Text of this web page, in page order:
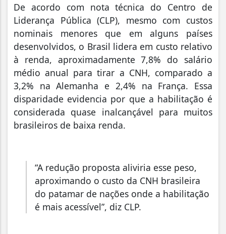
De acordo com nota técnica do Centro de
Liderança Pública (CLP), mesmo com custos
nominais menores que em alguns países
desenvolvidos, o Brasil lidera em custo relativo
à renda, aproximadamente 7,8% do salário
médio anual para tirar a CNH, comparado a
3,2% na Alemanha e 2,4% na França. Essa
disparidade evidencia por que a habilitação é
considerada quase inalcançável para muitos
brasileiros de baixa renda.
“A redução proposta aliviria esse peso,
aproximando o custo da CNH brasileira
do patamar de nações onde a habilitação
é mais acessível”, diz CLP.